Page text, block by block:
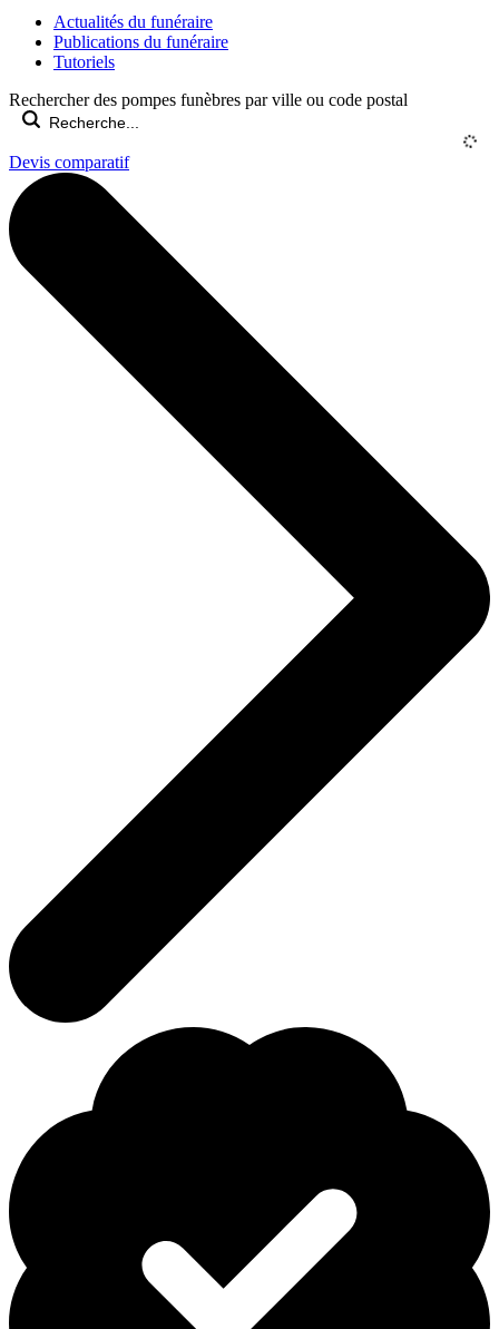
Actualités du funéraire
Publications du funéraire
Tutoriels
Rechercher des pompes funèbres par ville ou code postal
Devis comparatif